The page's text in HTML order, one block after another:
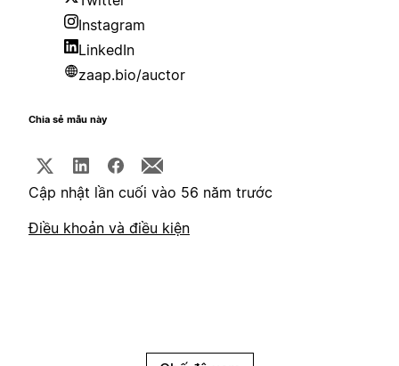
Instagram
LinkedIn
zaap.bio/auctor
Chia sẻ mẫu này
Cập nhật lần cuối vào 56 năm trước
Điều khoản và điều kiện